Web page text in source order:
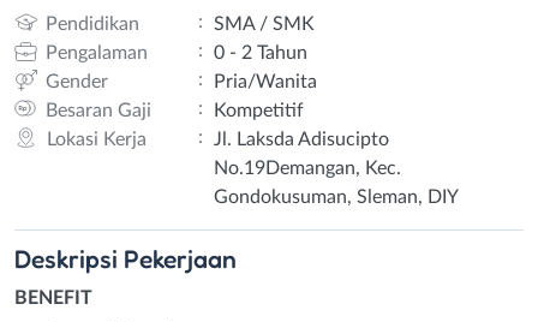
Pendidikan :
SMA / SMK
Pengalaman
:
0 - 2 Tahun
Gender
:
Pria/Wanita
Besaran Gaji
:
Kompetitif
Lokasi Kerja
:
Jl. Laksda Adisucipto
No.19Demangan, Kec.
Gondokusuman, Sleman, DIY
Deskripsi Pekerjaan
BENEFIT